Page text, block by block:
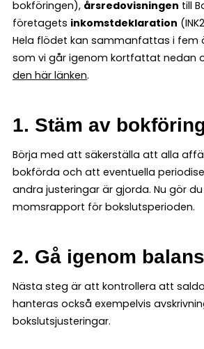
bokföringen), årsredovisningen till
företagets inkomstdeklaration
Hela flödet kan sammanfattas i fem
som vi går igenom kortfattat nedan
den här länken.
1. Stäm av
Börja med att säkerställa att alla
bokförda och att eventuella
andra justeringar är gjorda. Nu gör
momsrapport för bokslutsperioden.
2. Gå igenom
Nästa steg är att kontrollera att
hanteras också exempelvis
bokslutsjusteringar.